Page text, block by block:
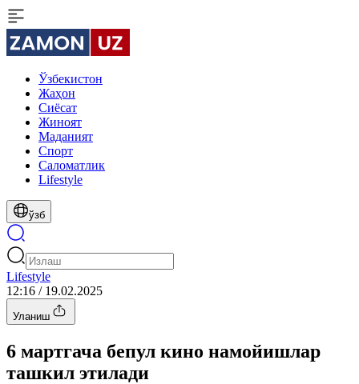
Ўзбекистон
Жаҳон
Сиёсат
Жиноят
Маданият
Спорт
Cаломатлик
Lifestyle
ўзб
Lifestyle
12:16 / 19.02.2025
Уланиш
6 мартгача бепул кино намойишлар
ташкил этилади